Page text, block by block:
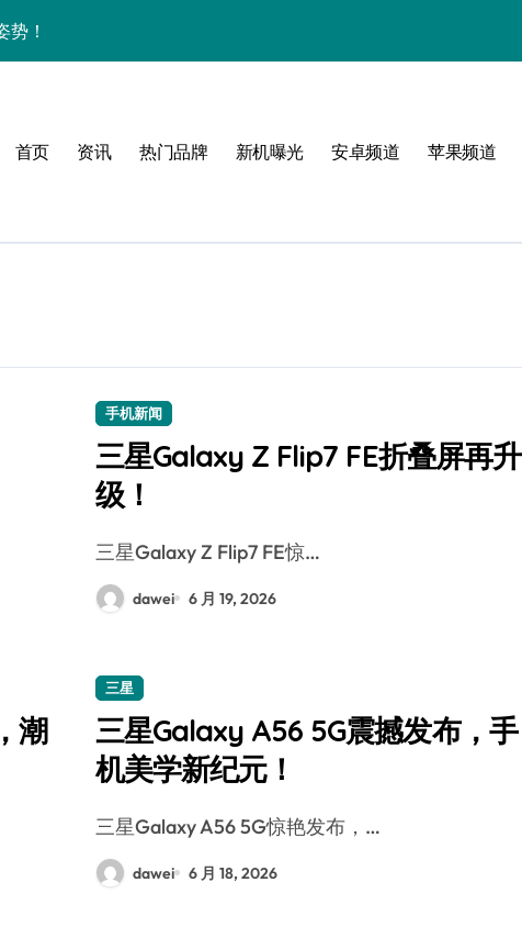
势！
友！
首页 资讯 热门品牌 新机曝光 安卓频道 苹果频道
手机新闻
三星Galaxy Z Flip7 FE折叠屏再升
级！
三星Galaxy Z Flip7 FE惊…
dawei 6 月 19, 2026
潮
三星
三星Galaxy A56 5G震撼发布，手
机美学新纪元！
三星Galaxy A56 5G惊艳发布，…
dawei 6 月 18, 2026